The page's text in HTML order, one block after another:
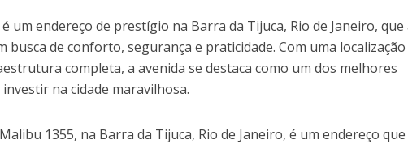
um endereço de prestígio na Barra da Tijuca, Rio de Janeiro,
busca de conforto, segurança e praticidade. Com uma localização
completa, a avenida se destaca como um dos melhores
na cidade maravilhosa.
1355, na Barra da Tijuca, Rio de Janeiro, é um endereço que